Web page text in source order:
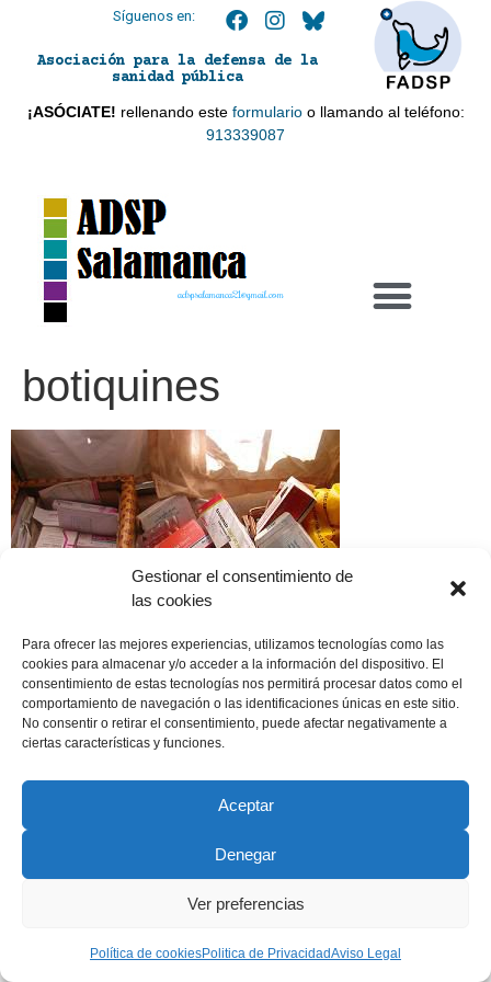
Gestionar el consentimiento de
las cookies
Para ofrecer las mejores experiencias, utilizamos tecnologías como las
cookies para almacenar y/o acceder a la información del dispositivo. El
consentimiento de estas tecnologías nos permitirá procesar datos como el
comportamiento de navegación o las identificaciones únicas en este sitio.
No consentir o retirar el consentimiento, puede afectar negativamente a
ciertas características y funciones.
Aceptar
Denegar
Ver preferencias
Política de cookiesPolitica de PrivacidadAviso Legal
Síguenos en:
Asociación para la defensa de la
sanidad pública
¡ASÓCIATE! rellenando este formularioo llamando al teléfono:
913339087
adspsalamanca21@gmail.com
botiquines
Copyright © 2022 ADSP Salamanca. Todos los derechos
Política de Privacidad